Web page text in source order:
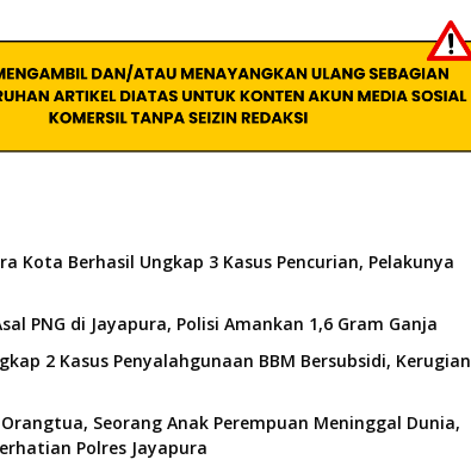
Kota Berhasil Ungkap 3 Kasus Pencurian, Pelakunya
PNG di Jayapura, Polisi Amankan 1,6 Gram Ganja
2 Kasus Penyalahgunaan BBM Bersubsidi, Kerugian
Seorang Anak Perempuan Meninggal Dunia,
Polres Jayapura